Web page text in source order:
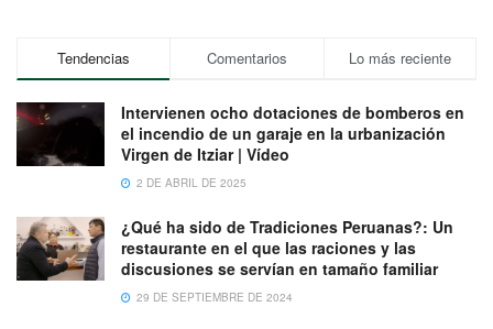
Tendencias Comentarios Lo más reciente
Intervienen ocho dotaciones de bomberos en
el incendio de un garaje en la urbanización
Virgen de Itziar | Vídeo
2 DE ABRIL DE 2025
¿Qué ha sido de Tradiciones Peruanas?: Un
restaurante en el que las raciones y las
discusiones se servían en tamaño familiar
29 DE SEPTIEMBRE DE 2024